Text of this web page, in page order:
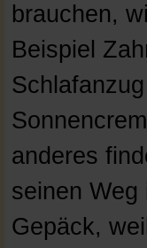
brauchen,
Beispiel
anderes
seinen Weg
Gepäck,